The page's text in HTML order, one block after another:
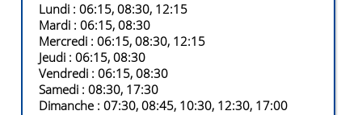
Lundi : 06:15, 08:30, 12:15
Mardi : 06:15, 08:30
Mercredi : 06:15, 08:30, 12:15
Jeudi : 06:15, 08:30
Vendredi : 06:15, 08:30
Samedi : 08:30, 17:30
Dimanche : 07:30, 08:45, 10:30, 12:30, 17:00